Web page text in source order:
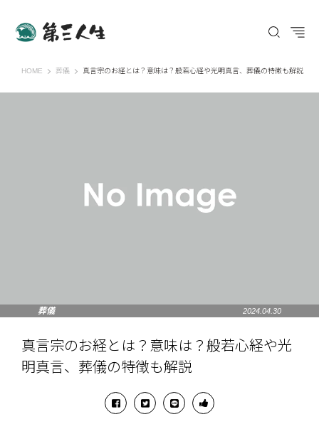
HOME 第三人生 〜寄り道の歩き方〜
葬儀 真言宗のお経とは？意味は？般若心経や光明真言、葬儀の特徴も解説
葬儀 2024.04.30
真言宗のお経とは？意味は？般若心経や光
明真言、葬儀の特徴も解説